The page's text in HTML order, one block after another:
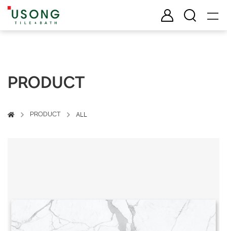
유송타일 & 바스
PRODUCT
PRODUCT ALL